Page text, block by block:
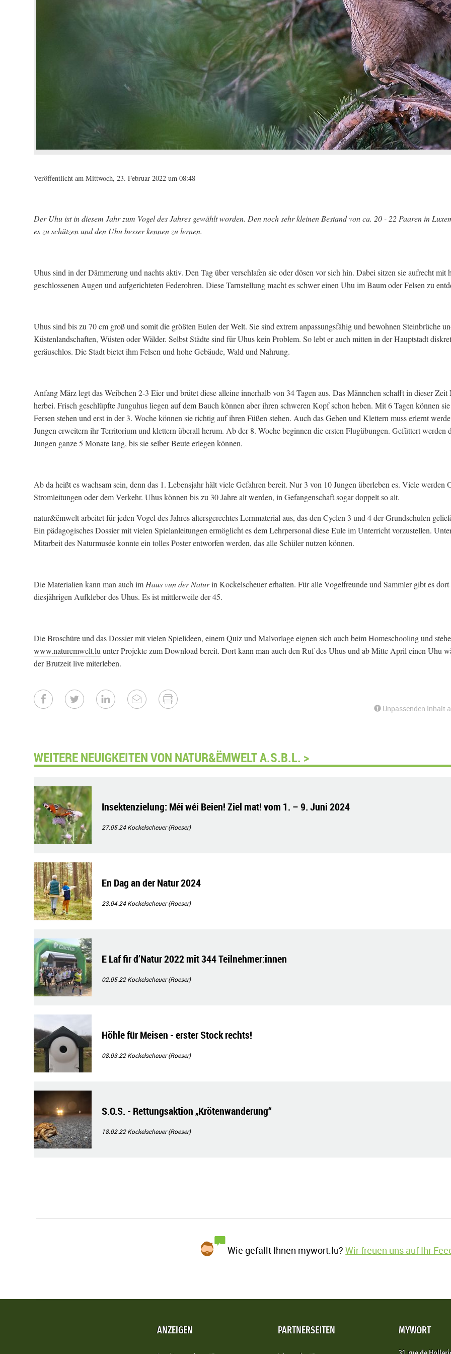
Veröffentlicht am Mittwoch, 23. Februar 2022 um 08:48
Der Uhu ist in diesem Jahr zum Vogel des Jahres gewählt worden. Den noch sehr kleinen Bestand von ca. 20 - 22 Paaren in
es zu schützen und den Uhu besser kennen zu lernen.
Uhus sind in der Dämmerung und nachts aktiv. Den Tag über verschlafen sie oder dösen vor sich hin. Dabei sitzen sie aufrecht mit
geschlossenen Augen und aufgerichteten Federohren. Diese Tarnstellung macht es schwer einen Uhu im Baum oder Felsen zu
Uhus sind bis zu 70 cm groß und somit die größten Eulen der Welt. Sie sind extrem anpassungsfähig und bewohnen Steinbrüche
Küstenlandschaften, Wüsten oder Wälder. Selbst Städte sind für Uhus kein Problem. So lebt er auch mitten in der Hauptstadt
geräuschlos. Die Stadt bietet ihm Felsen und hohe Gebäude, Wald und Nahrung.
Anfang März legt das Weibchen 2-3 Eier und brütet diese alleine innerhalb von 34 Tagen aus. Das Männchen schafft in dieser Zeit
herbei. Frisch geschlüpfte Junguhus liegen auf dem Bauch können aber ihren schweren Kopf schon heben. Mit 6 Tagen können
Fersen stehen und erst in der 3. Woche können sie richtig auf ihren Füßen stehen. Auch das Gehen und Klettern muss erlernt
Jungen erweitern ihr Territorium und klettern überall herum. Ab der 8. Woche beginnen die ersten Flugübungen. Gefüttert werden
Jungen ganze 5 Monate lang, bis sie selber Beute erlegen können.
Ab da heißt es wachsam sein, denn das 1. Lebensjahr hält viele Gefahren bereit. Nur 3 von 10 Jungen überleben es. Viele werden
Stromleitungen oder dem Verkehr. Uhus können bis zu 30 Jahre alt werden, in Gefangenschaft sogar doppelt so alt.
natur&ëmwelt arbeitet für jeden Vogel des Jahres altersgerechtes Lernmaterial aus, das den Cyclen 3 und 4 der Grundschulen
Ein pädagogisches Dossier mit vielen Spielanleitungen ermöglicht es dem Lehrpersonal diese Eule im Unterricht vorzustellen.
Mitarbeit des Naturmusée konnte ein tolles Poster entworfen werden, das alle Schüler nutzen können.
Die Materialien kann man auch im Haus vun der Naturin Kockelscheuer erhalten. Für alle Vogelfreunde und Sammler gibt es dort
diesjährigen Aufkleber des Uhus. Es ist mittlerweile der 45.
Die Broschüre und das Dossier mit vielen Spielideen, einem Quiz und Malvorlage eignen sich auch beim Homeschooling und
www.naturemwelt.lu unter Projekte zum Download bereit. Dort kann man auch den Ruf des Uhus und ab Mitte April einen Uhu
der Brutzeit live miterleben.
Unpassenden Inhalt
WEITERE NEUIGKEITEN VON NATUR&ËMWELT A.S.B.L. >
Insektenzielung: Méi wéi Beien! Ziel mat! vom 1. – 9. Juni 2024
27.05.24Kockelscheuer (Roeser)
En Dag an der Natur 2024
23.04.24Kockelscheuer (Roeser)
E Laf fir d’Natur 2022 mit 344 Teilnehmer:innen
02.05.22Kockelscheuer (Roeser)
Höhle für Meisen - erster Stock rechts!
08.03.22Kockelscheuer (Roeser)
S.O.S. - Rettungsaktion „Krötenwanderung“
18.02.22Kockelscheuer (Roeser)
Wie gefällt Ihnen mywort.lu?Wir freuen uns auf Ihr
ANZEIGEN PARTNERSEITEN MYWORT